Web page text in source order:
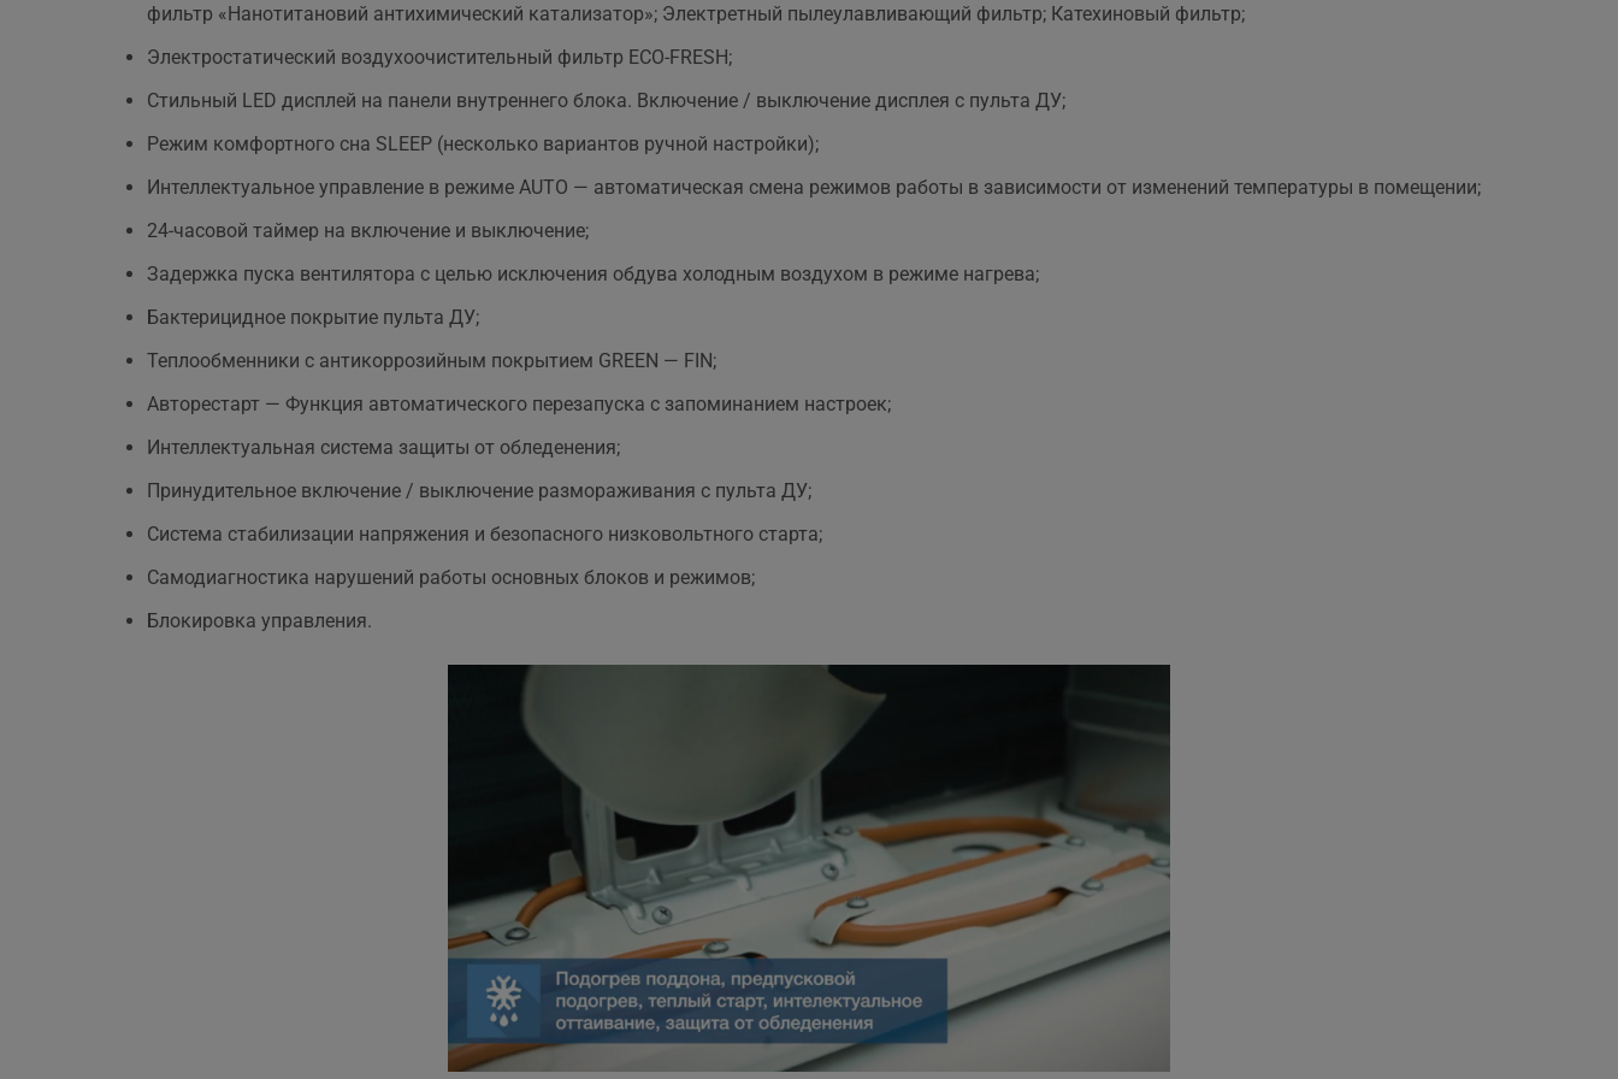
фильтр «Нанотитановий антихимический катализатор»; Электретный пылеулавливающий фильтр; Катехиновый фильтр;
Электростатический воздухоочистительный фильтр ЕСО-FRESH;
Стильный LED дисплей на панели внутреннего блока. Включение / выключение дисплея с пульта ДУ;
Режим комфортного сна SLЕЕР (несколько вариантов ручной настройки);
Интеллектуальное управление в режиме AUTO — автоматическая смена режимов работы в зависимости от изменений температуры в помещении;
24-часовой таймер на включение и выключение;
Задержка пуска вентилятора с целью исключения обдува холодным воздухом в режиме нагрева;
Бактерицидное покрытие пульта ДУ;
Теплообменники с антикоррозийным покрытием GREEN — FIN;
Авторестарт — Функция автоматического перезапуска с запоминанием настроек;
Интеллектуальная система защиты от обледенения;
Принудительное включение / выключение размораживания с пульта ДУ;
Система стабилизации напряжения и безопасного низковольтного старта;
Самодиагностика нарушений работы основных блоков и режимов;
Блокировка управления.